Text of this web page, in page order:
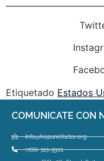
Etiquetado Estados
COMUNICATE CON
Info@hispanicfactor.org
(786) 313-3901